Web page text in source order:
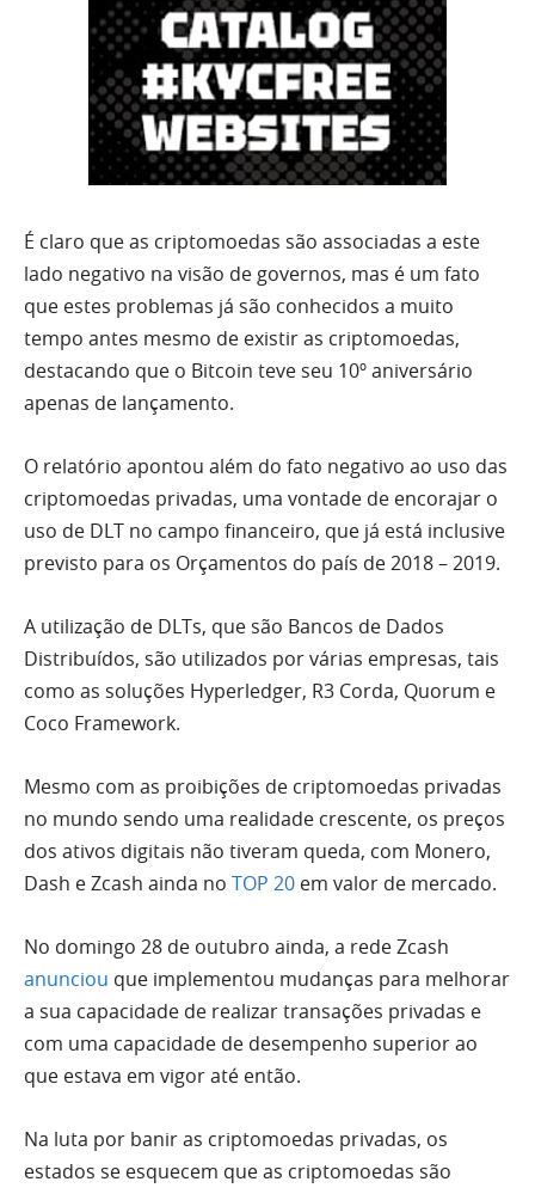
É claro que as criptomoedas são associadas a este
lado negativo na visão de governos, mas é um fato
que estes problemas já são conhecidos a muito
tempo antes mesmo de existir as criptomoedas,
destacando que o Bitcoin teve seu 10º aniversário
apenas de lançamento.
O relatório apontou além do fato negativo ao uso das
criptomoedas privadas, uma vontade de encorajar o
uso de DLT no campo financeiro, que já está inclusive
previsto para os Orçamentos do país de 2018 – 2019.
A utilização de DLTs, que são Bancos de Dados
Distribuídos, são utilizados por várias empresas, tais
como as soluções Hyperledger, R3 Corda, Quorum e
Coco Framework.
Mesmo com as proibições de criptomoedas privadas
no mundo sendo uma realidade crescente, os preços
dos ativos digitais não tiveram queda, com Monero,
Dash e Zcash ainda no TOP 20 em valor de mercado.
No domingo 28 de outubro ainda, a rede Zcash
anunciou que implementou mudanças para melhorar
a sua capacidade de realizar transações privadas e
com uma capacidade de desempenho superior ao
que estava em vigor até então.
Na luta por banir as criptomoedas privadas, os
estados se esquecem que as criptomoedas são